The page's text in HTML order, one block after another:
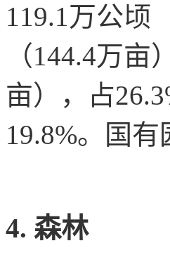
119.1万公顷
（144.4万
亩），占
19.8%。国
4. 森林